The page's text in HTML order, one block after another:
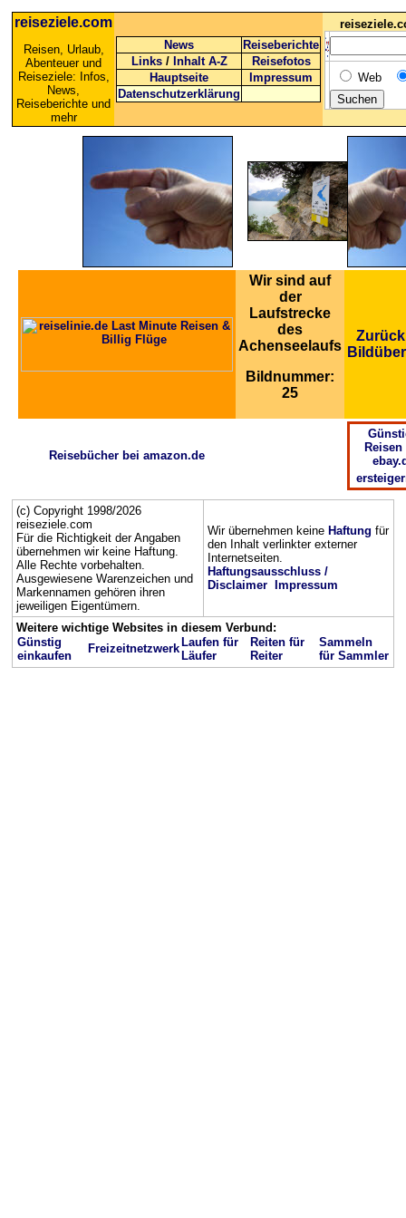
reiseziele.com
Reisen, Urlaub,
Abenteuer und
Reiseziele: Infos,
News,
Reiseberichte und
mehr
News
Reiseberichte
Links / Inhalt A-Z
Reisefotos
Hauptseite
Impressum
Datenschutzerklärung
Web
Wir sind auf
der
Laufstrecke
des
Achenseelaufs
Bildnummer:
25
Reisebücher bei amazon.de
Reisen
(c) Copyright 1998/2026
reiseziele.com
Für die Richtigkeit der Angaben
übernehmen wir keine Haftung.
Alle Rechte vorbehalten.
Ausgewiesene Warenzeichen und
Markennamen gehören ihren
jeweiligen Eigentümern.
Wir übernehmen keine Haftung für
den Inhalt verlinkter externer
Internetseiten.
Haftungsausschluss /
Disclaimer
Impressum
Weitere wichtige Websites in diesem Verbund:
Günstig
einkaufen
Freizeitnetzwerk Laufen für
Läufer
Reiten für
Reiter
Sammeln
für Sammler